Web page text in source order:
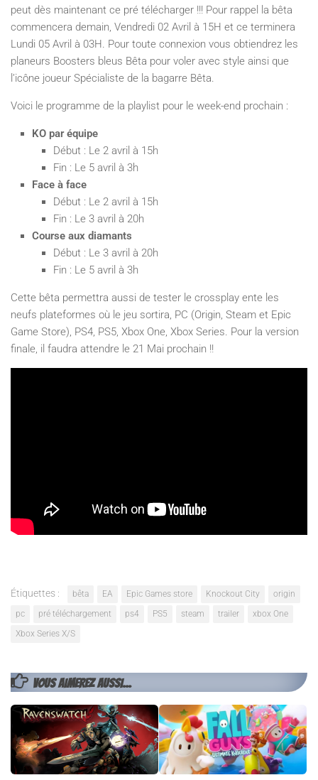
peut dès maintenant ce pré télécharger !!! Pour rappel la bêta
commencera demain, Vendredi 02 Avril à 15H et ce terminera
Lundi 05 Avril à 03H. Pour toute connexion vous obtiendrez les
planeurs Boosters bleus Bêta pour voler avec style ainsi que
l’icône joueur Spécialiste de la bagarre Bêta.
Voici le programme de la playlist pour le week-end prochain :
KO par équipe
Début : Le 2 avril à 15h
Fin : Le 5 avril à 3h
Face à face
Début : Le 2 avril à 15h
Fin : Le 3 avril à 20h
Course aux diamants
Début : Le 3 avril à 20h
Fin : Le 5 avril à 3h
Cette bêta permettra aussi de tester le crossplay ente les
neufs plateformes où le jeu sortira, PC (Origin, Steam et Epic
Game Store), PS4, PS5, Xbox One, Xbox Series. Pour la version
finale, il faudra attendre le 21 Mai prochain !!
Étiquettes : bêta EA Epic Games store Knockout City
origin
pc
pré téléchargement ps4 PS5 steam trailer
xbox One
Xbox Series X/S
VOUS AIMEREZ AUSSI...